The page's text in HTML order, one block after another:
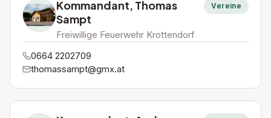
Kommandant, Thomas
Sampt
Freiwillige Feuerwehr Krottendorf
Vereine
0664 2202709
thomassampt@gmx.at